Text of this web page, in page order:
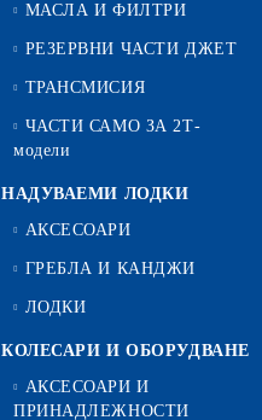
МАСЛА И ФИЛТРИ
РЕЗЕРВНИ ЧАСТИ ДЖЕТ
ТРАНСМИСИЯ
ЧАСТИ САМО ЗА 2Т-
модели
НАДУВАЕМИ ЛОДКИ
АКСЕСОАРИ
ГРЕБЛА И КАНДЖИ
ЛОДКИ
КОЛЕСАРИ И ОБОРУДВАНЕ
АКСЕСОАРИ И
ПРИНАДЛЕЖНОСТИ